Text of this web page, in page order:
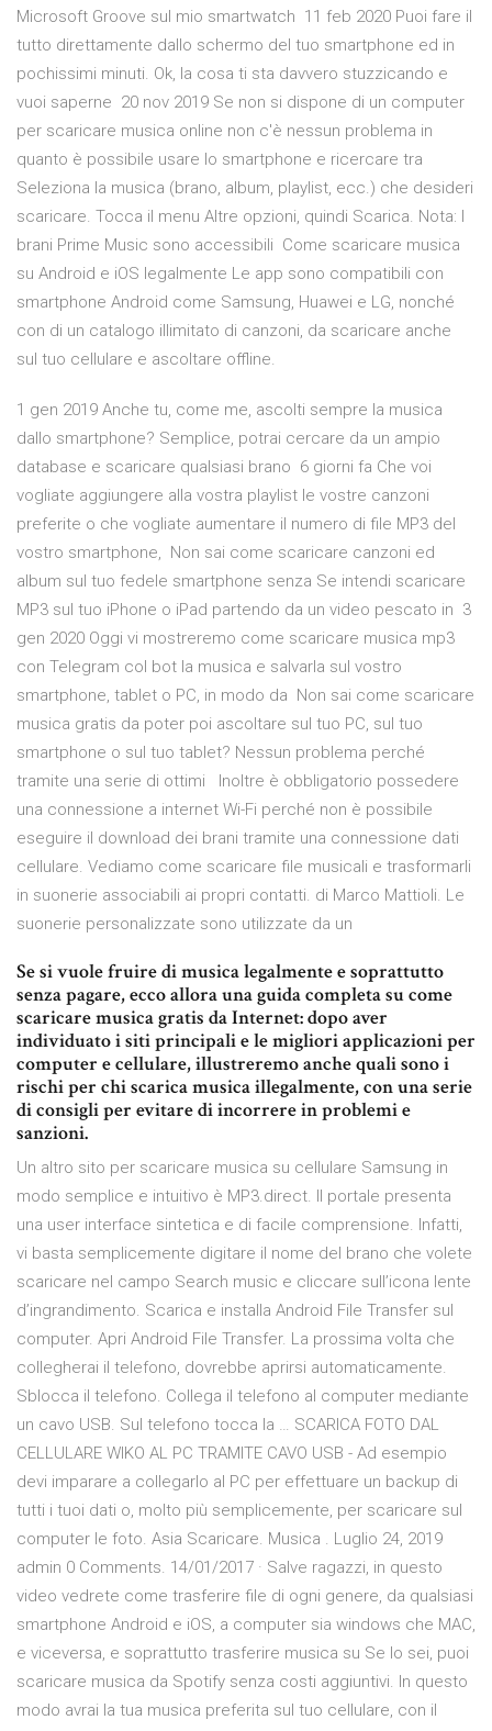
Microsoft Groove sul mio smartwatch 11 feb 2020 Puoi fare il
tutto direttamente dallo schermo del tuo smartphone ed in
pochissimi minuti. Ok, la cosa ti sta davvero stuzzicando e
vuoi saperne 20 nov 2019 Se non si dispone di un computer
per scaricare musica online non c'è nessun problema in
quanto è possibile usare lo smartphone e ricercare tra
Seleziona la musica (brano, album, playlist, ecc.) che desideri
scaricare. Tocca il menu Altre opzioni, quindi Scarica. Nota: I
brani Prime Music sono accessibili Come scaricare musica
su Android e iOS legalmente Le app sono compatibili con
smartphone Android come Samsung, Huawei e LG, nonché
con di un catalogo illimitato di canzoni, da scaricare anche
sul tuo cellulare e ascoltare offline.
1 gen 2019 Anche tu, come me, ascolti sempre la musica
dallo smartphone? Semplice, potrai cercare da un ampio
database e scaricare qualsiasi brano 6 giorni fa Che voi
vogliate aggiungere alla vostra playlist le vostre canzoni
preferite o che vogliate aumentare il numero di file MP3 del
vostro smartphone, Non sai come scaricare canzoni ed
album sul tuo fedele smartphone senza Se intendi scaricare
MP3 sul tuo iPhone o iPad partendo da un video pescato in 3
gen 2020 Oggi vi mostreremo come scaricare musica mp3
con Telegram col bot la musica e salvarla sul vostro
smartphone, tablet o PC, in modo da Non sai come scaricare
musica gratis da poter poi ascoltare sul tuo PC, sul tuo
smartphone o sul tuo tablet? Nessun problema perché
tramite una serie di ottimi Inoltre è obbligatorio possedere
una connessione a internet Wi-Fi perché non è possibile
eseguire il download dei brani tramite una connessione dati
cellulare. Vediamo come scaricare file musicali e trasformarli
in suonerie associabili ai propri contatti. di Marco Mattioli. Le
suonerie personalizzate sono utilizzate da un
Se si vuole fruire di musica legalmente e soprattutto
senza pagare, ecco allora una guida completa su come
scaricare musica gratis da Internet: dopo aver
individuato i siti principali e le migliori applicazioni per
computer e cellulare, illustreremo anche quali sono i
rischi per chi scarica musica illegalmente, con una serie
di consigli per evitare di incorrere in problemi e
sanzioni.
Un altro sito per scaricare musica su cellulare Samsung in
modo semplice e intuitivo è MP3.direct. Il portale presenta
una user interface sintetica e di facile comprensione. Infatti,
vi basta semplicemente digitare il nome del brano che volete
scaricare nel campo Search music e cliccare sull’icona lente
d’ingrandimento. Scarica e installa Android File Transfer sul
computer. Apri Android File Transfer. La prossima volta che
collegherai il telefono, dovrebbe aprirsi automaticamente.
Sblocca il telefono. Collega il telefono al computer mediante
un cavo USB. Sul telefono tocca la … SCARICA FOTO DAL
CELLULARE WIKO AL PC TRAMITE CAVO USB - Ad esempio
devi imparare a collegarlo al PC per effettuare un backup di
tutti i tuoi dati o, molto più semplicemente, per scaricare sul
computer le foto. Asia Scaricare. Musica . Luglio 24, 2019
admin 0 Comments. 14/01/2017 · Salve ragazzi, in questo
video vedrete come trasferire file di ogni genere, da qualsiasi
smartphone Android e iOS, a computer sia windows che MAC,
e viceversa, e soprattutto trasferire musica su Se lo sei, puoi
scaricare musica da Spotify senza costi aggiuntivi. In questo
modo avrai la tua musica preferita sul tuo cellulare, con il